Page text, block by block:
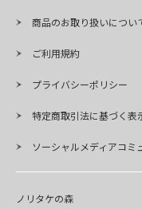
商品のお取り扱いについ
ご利用規約
プライバシーポリシー
特定商取引法に基づく表
ソーシャルメディアコミ
ノリタケの森